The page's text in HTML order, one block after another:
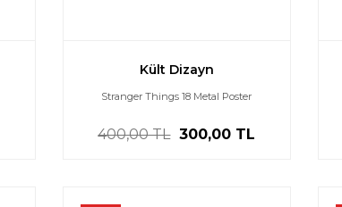
Kült Dizayn
Stranger Things 18 Metal Poster
400,00 TL 300,00 TL